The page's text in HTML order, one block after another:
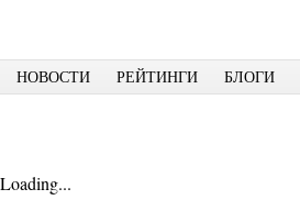
НОВОСТИ РЕЙТИНГИ БЛОГИ
Loading...